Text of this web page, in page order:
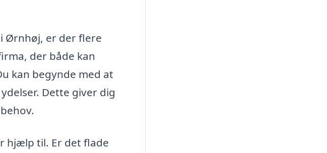
Ørnhøj, er der flere
der både kan
kan begynde med at
Dette giver dig
hjælp til. Er det flade